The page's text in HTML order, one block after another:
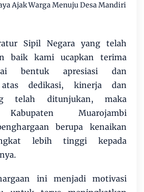
Ajak Warga Menuju Desa Mandiri
Sipil Negara yang telah
baik kami ucapkan terima
bentuk apresiasi dan
atas dedikasi, kinerja dan
telah ditunjukan, maka
Kabupaten Muarojambi
berupa kenaikan
lebih tinggi kepada
ini menjadi motivasi